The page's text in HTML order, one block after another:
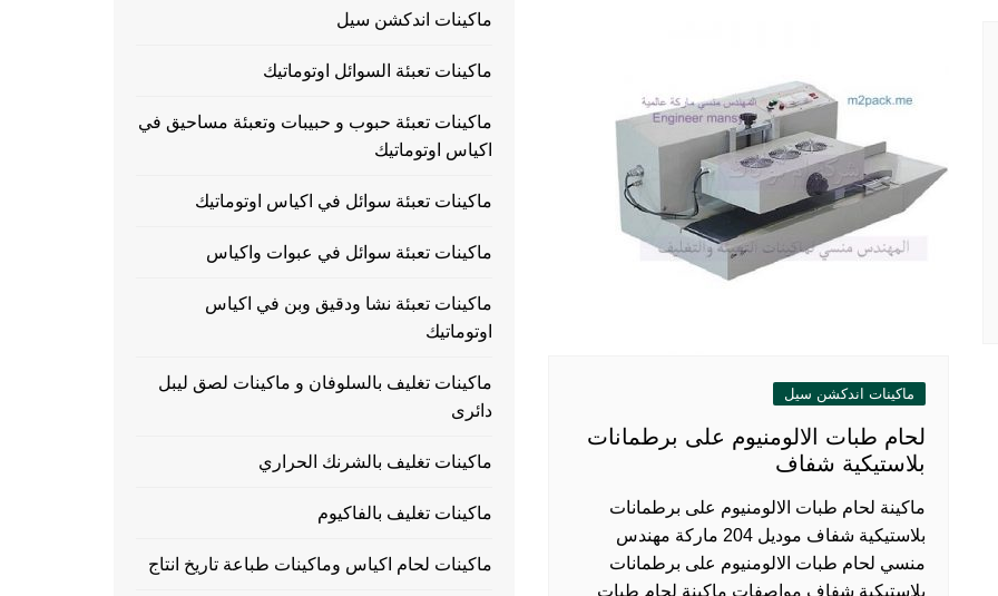
ماكينات اندكشن سيل
لحام طبات الالومنيوم على برطمانات
بلاستيكية شفاف
ماكينة لحام طبات الالومنيوم على برطمانات
بلاستيكية شفاف موديل 204 ماركة مهندس
منسي لحام طبات الالومنيوم على برطمانات
بلاستيكية شفاف مواصفات ماكينة لحام طبات
ماكينات اندكشن سيل
ماكينات تعبئة السوائل اوتوماتيك
ماكينات تعبئة حبوب و حبيبات وتعبئة مساحيق في
اكياس اوتوماتيك
ماكينات تعبئة سوائل في اكياس اوتوماتيك
ماكينات تعبئة سوائل في عبوات واكياس
ماكينات تعبئة نشا ودقيق وبن في اكياس
اوتوماتيك
ماكينات تغليف بالسلوفان و ماكينات لصق ليبل
دائرى
ماكينات تغليف بالشرنك الحراري
ماكينات تغليف بالفاكيوم
ماكينات لحام اكياس وماكينات طباعة تاريخ انتاج